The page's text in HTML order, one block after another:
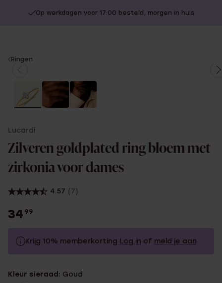
Op werkdagen voor 17:00 besteld, morgen in huis
You
Ringen
Lucardi
Zilveren goldplated ring bloem met
zirkonia voor dames
4.57 (7)
34 99
Krijg 10% memberkorting Log in of meld je aan
Zonder memberkorting
Kleur sieraad: Goud